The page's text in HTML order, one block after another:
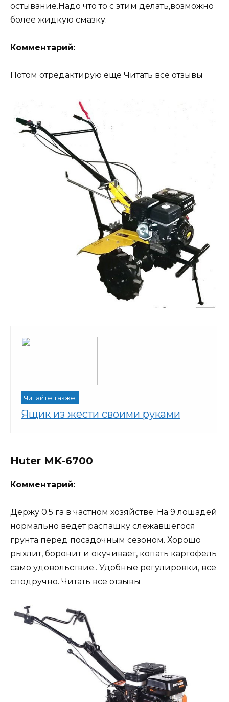
остывание.Надо что то с этим делать,возможно
более жидкую смазку.
Комментарий:
Потом отредактирую еще Читать все отзывы
Читайте также:
Ящик из жести своими руками
Huter MK-6700
Комментарий:
Держу 0.5 га в частном хозяйстве. На 9 лошадей
нормально ведет распашку слежавшегося
грунта перед посадочным сезоном. Хорошо
рыхлит, боронит и окучивает, копать картофель
само удовольствие.. Удобные регулировки, все
сподручно. Читать все отзывы